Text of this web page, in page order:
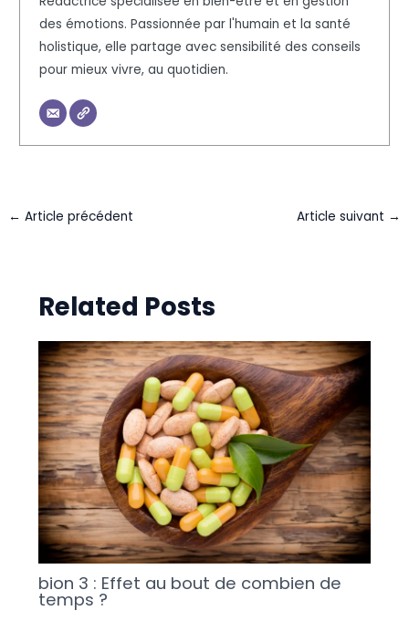
des émotions. Passionnée par l'humain et la santé
holistique, elle partage avec sensibilité des conseils
pour mieux vivre, au quotidien.
← Article précédent Article suivant →
Related Posts
bion 3 : Effet au bout de combien de
temps ?